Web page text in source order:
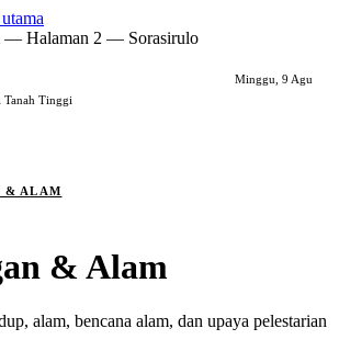
— Halaman 2 — Sorasirulo
Minggu, 9 Agu
Tanah Tinggi
& ALAM
& Alam
alam, bencana alam, dan upaya pelestarian